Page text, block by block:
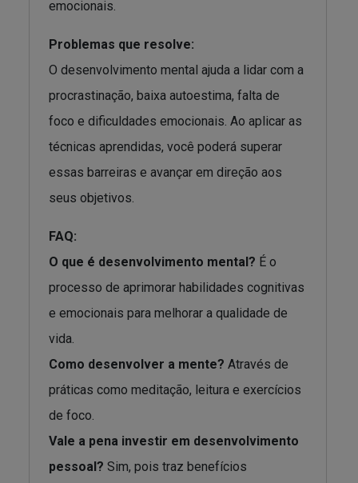
emocionais.
Problemas que resolve:
O desenvolvimento mental ajuda a lidar com a
procrastinação, baixa autoestima, falta de
foco e dificuldades emocionais. Ao aplicar as
técnicas aprendidas, você poderá superar
essas barreiras e avançar em direção aos
seus objetivos.
FAQ:
O que é desenvolvimento mental? É o
processo de aprimorar habilidades cognitivas
e emocionais para melhorar a qualidade de
vida.
Como desenvolver a mente? Através de
práticas como meditação, leitura e exercícios
de foco.
Vale a pena investir em desenvolvimento
pessoal? Sim, pois traz benefícios